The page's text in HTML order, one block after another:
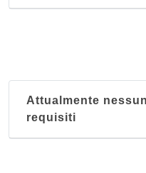
Attualmente
requisiti